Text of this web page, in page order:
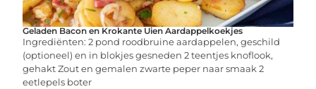
Geladen Bacon en Krokante Uien Aardappelkoekjes
Ingrediënten: 2 pond roodbruine aardappelen, geschild
(optioneel) en in blokjes gesneden 2 teentjes knoflook,
gehakt Zout en gemalen zwarte peper naar smaak 2
eetlepels boter